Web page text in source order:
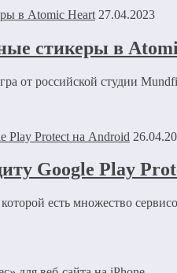
27.04.2023
стикеры в
от российской студии
Google Play
есть множество